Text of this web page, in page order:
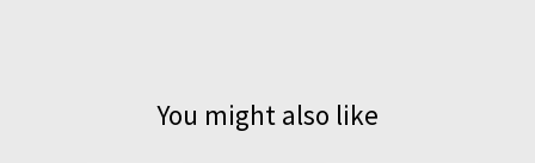
You might also like